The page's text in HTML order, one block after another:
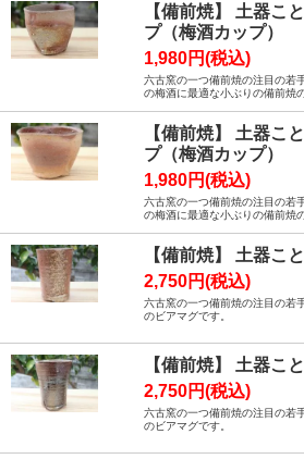
【備前焼】 土器こ
プ（梅酒カップ）
1,980円(税込)
六古窯の一つ備前焼の注目の若
の梅酒に最適な小ぶりの備前焼
【備前焼】 土器こ
プ（梅酒カップ）
1,980円(税込)
六古窯の一つ備前焼の注目の若
の梅酒に最適な小ぶりの備前焼
【備前焼】 土器こ
2,750円(税込)
六古窯の一つ備前焼の注目の若
のビアマグです。
【備前焼】 土器こ
2,750円(税込)
六古窯の一つ備前焼の注目の若
のビアマグです。